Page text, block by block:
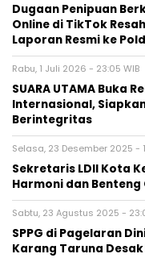
Dugaan Penipuan
Online di TikTok
Laporan Resmi ke
Rabu, 1 Juli 2026 - 23:05 WIB
SUARA UTAMA Buka
Internasional,
Berintegritas
Selasa, 23 Desember 2025 -
Sekretaris LDII Kota
Harmoni dan Benteng
Sabtu, 23 Agustus 2025 -
SPPG di Pagelaran
Karang Taruna